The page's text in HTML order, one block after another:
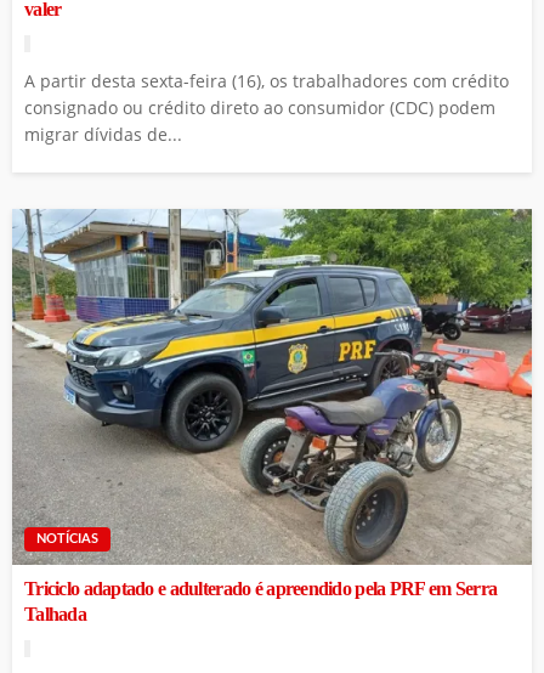
valer
A partir desta sexta-feira (16), os trabalhadores com crédito
consignado ou crédito direto ao consumidor (CDC) podem
migrar dívidas de...
NOTÍCIAS
Triciclo adaptado e adulterado é apreendido pela PRF em Serra
Talhada